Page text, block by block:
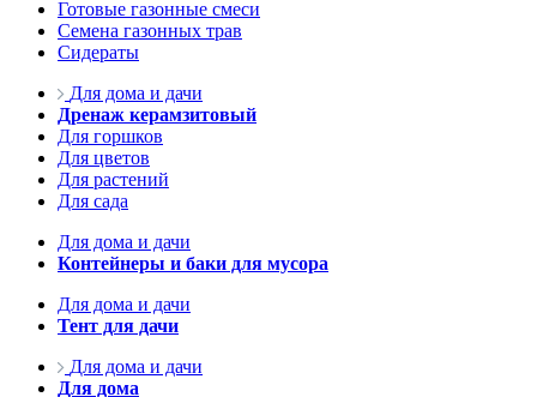
Готовые газонные смеси
Семена газонных трав
Сидераты
Для дома и дачи
Дренаж керамзитовый
Для горшков
Для цветов
Для растений
Для сада
Для дома и дачи
Контейнеры и баки для мусора
Для дома и дачи
Тент для дачи
Для дома и дачи
Для дома